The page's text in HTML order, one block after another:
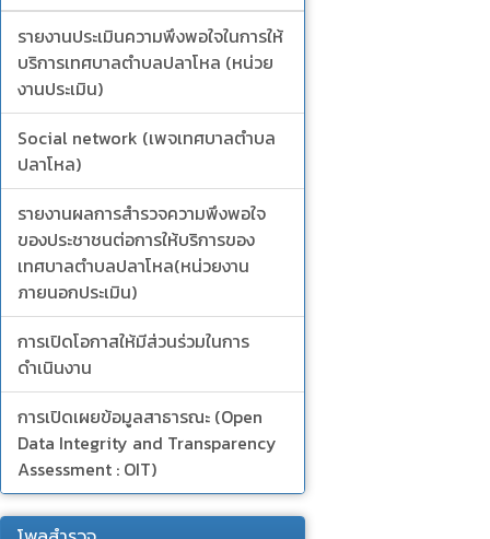
รายงานประเมินความพึงพอใจในการให้
บริการเทศบาลตำบลปลาโหล (หน่วย
งานประเมิน)
Social network (เพจเทศบาลตำบล
ปลาโหล)
รายงานผลการสำรวจความพึงพอใจ
ของประชาชนต่อการให้บริการของ
เทศบาลตำบลปลาโหล(หน่วยงาน
ภายนอกประเมิน)
การเปิดโอกาสให้มีส่วนร่วมในการ
ดำเนินงาน
การเปิดเผยข้อมูลสาธารณะ (Open
Data Integrity and Transparency
Assessment : OIT)